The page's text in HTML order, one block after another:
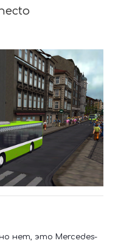
нет, это Mercedes-